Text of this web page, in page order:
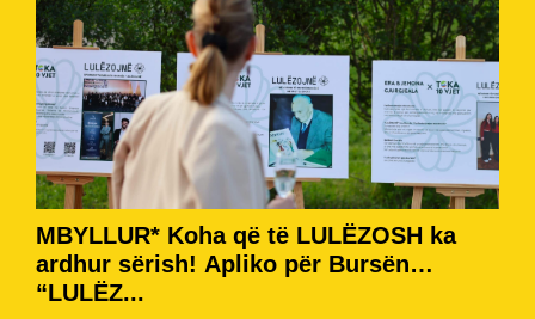
MBYLLUR* Koha që të LULËZOSH ka
ardhur sërish! Apliko për Bursën
“LULËZ...